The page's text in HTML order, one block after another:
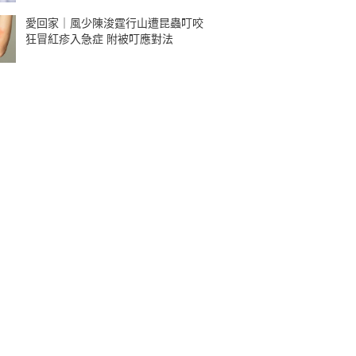
愛回家｜風少陳浚霆行山遭昆蟲叮咬
狂冒紅疹入急症 附被叮應對法